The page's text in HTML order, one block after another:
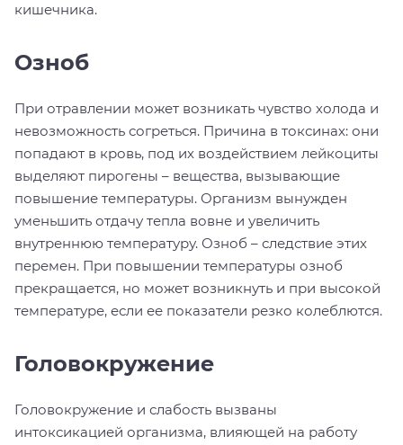
кишечника.
Озноб
При отравлении может возникать чувство холода и
невозможность согреться. Причина в токсинах: они
попадают в кровь, под их воздействием лейкоциты
выделяют пирогены – вещества, вызывающие
повышение температуры. Организм вынужден
уменьшить отдачу тепла вовне и увеличить
внутреннюю температуру. Озноб – следствие этих
перемен. При повышении температуры озноб
прекращается, но может возникнуть и при высокой
температуре, если ее показатели резко колеблются.
Головокружение
Головокружение и слабость вызваны
интоксикацией организма, влияющей на работу